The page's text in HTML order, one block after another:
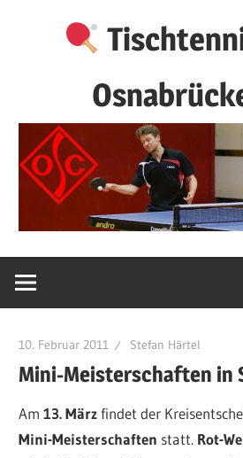
10. Februar 2011 Stefan Härtel
Mini-Meisterschaften in
Am13. Märzfindet der
Mini-Meisterschaften statt. Rot-